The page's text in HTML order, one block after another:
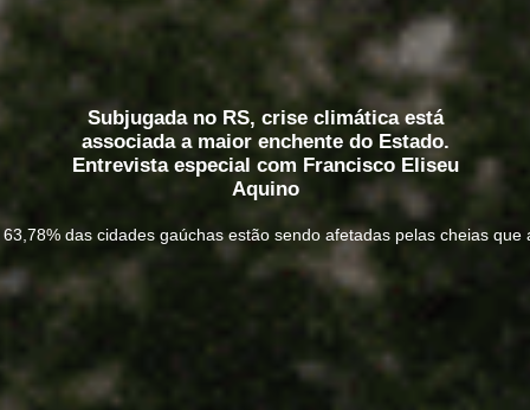
Subjugada no RS, crise climática está
associada a maior enchente do Estado.
Entrevista especial com Francisco Eliseu
Aquino
das cidades gaúchas estão sendo afetadas pelas cheias